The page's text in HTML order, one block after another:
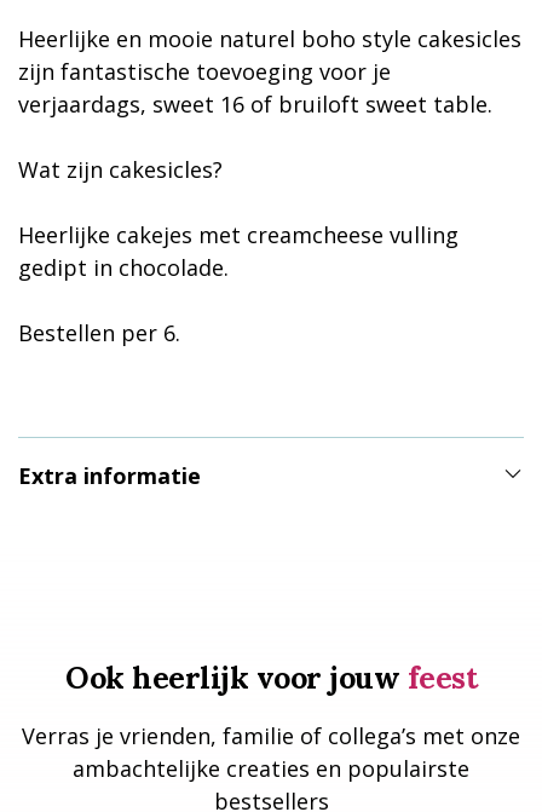
Heerlijke en mooie naturel boho style cakesicles
zijn fantastische toevoeging voor je
verjaardags, sweet 16 of bruiloft sweet table.
Wat zijn cakesicles?
Heerlijke cakejes met creamcheese vulling
gedipt in chocolade.
Bestellen per 6.
Extra informatie
Ook heerlijk voor jouw feest
Verras je vrienden, familie of collega’s met onze
ambachtelijke creaties en populairste
bestsellers